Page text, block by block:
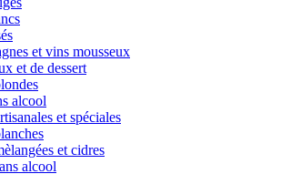
et vins mousseux
et de dessert
alcool
et spéciales
et cidres
alcool